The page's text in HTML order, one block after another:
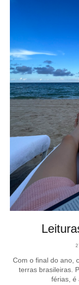
Com o final do ano,
terras brasileiras.
férias, é